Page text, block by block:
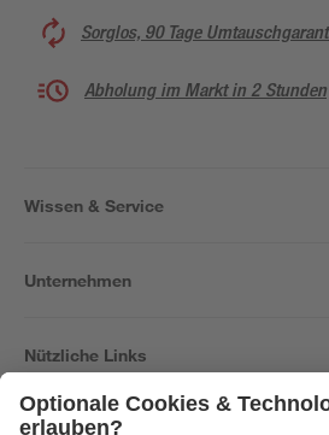
Sorglos, 90 Tage
Abholung im Markt in 2 Stunden
Wissen & Service
Unternehmen
Nützliche Links